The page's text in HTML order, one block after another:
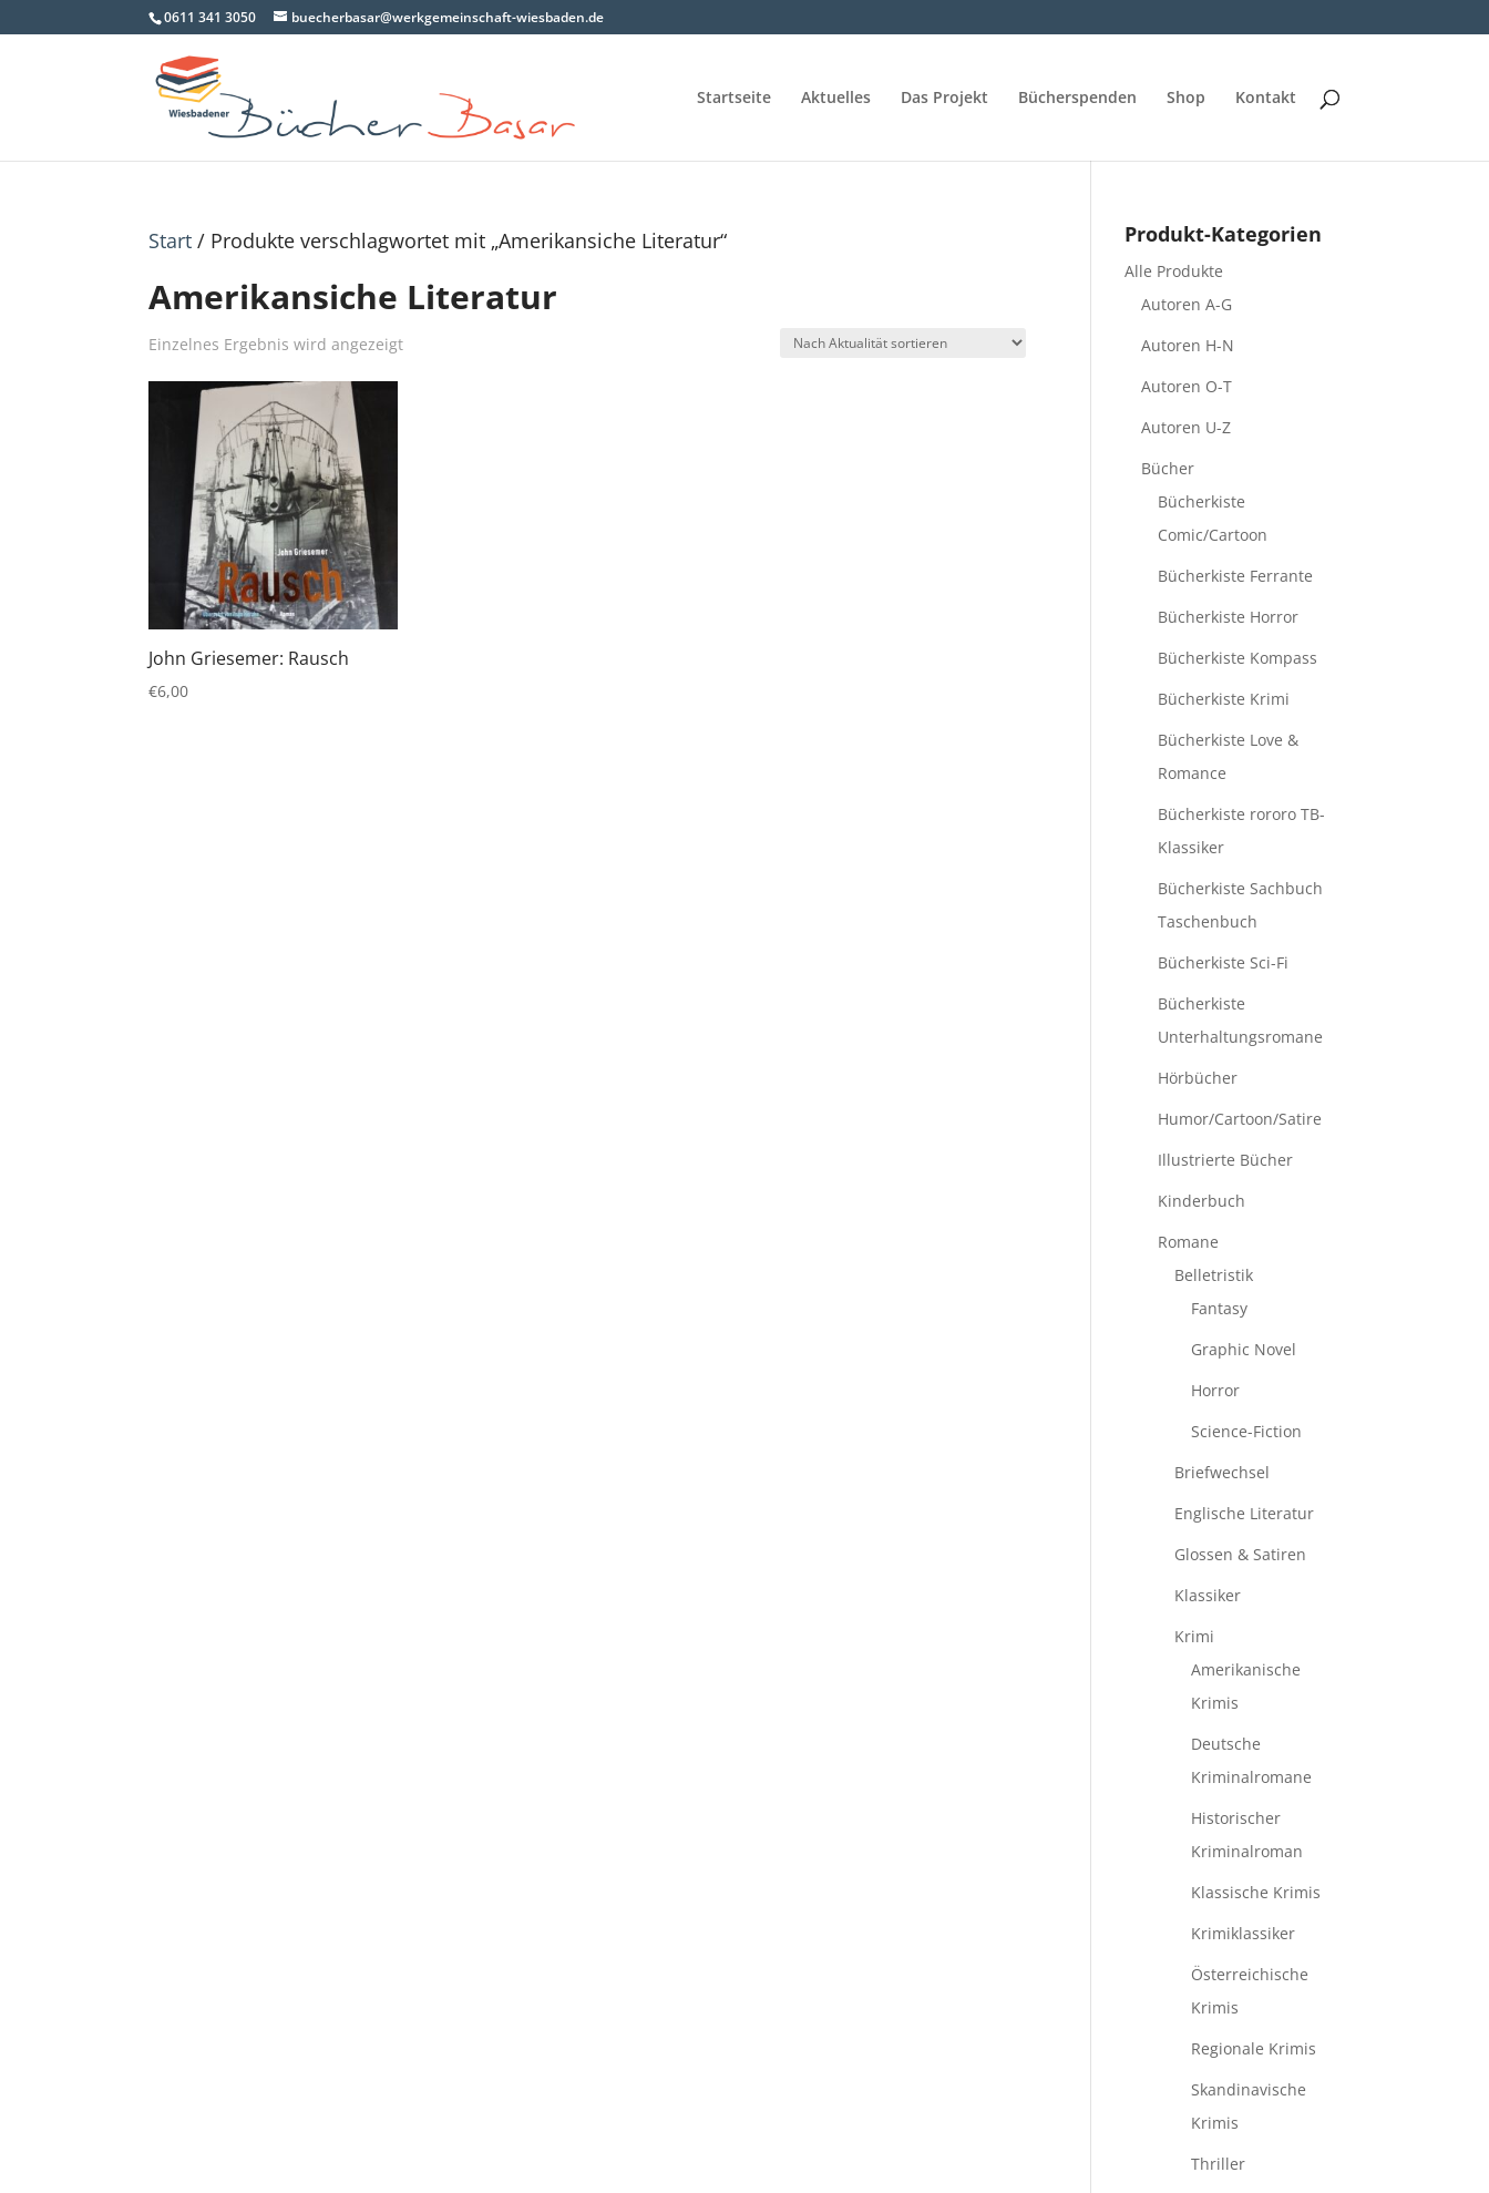
0611 341 3050 buecherbasar@werkgemeinschaft-wiesbaden.de
Startseite Aktuelles Das Projekt Bücherspenden Shop Kontakt
Start / Produkte verschlagwortet mit „Amerikansiche Literatur“
Amerikansiche Literatur
Einzelnes Ergebnis wird angezeigt
John Griesemer: Rausch
€6,00
Produkt-Kategorien
Alle Produkte
Autoren A-G
Autoren H-N
Autoren O-T
Autoren U-Z
Bücher
Bücherkiste
Comic/Cartoon
Bücherkiste Ferrante
Bücherkiste Horror
Bücherkiste Kompass
Bücherkiste Krimi
Bücherkiste Love &
Romance
Bücherkiste rororo TB-
Klassiker
Bücherkiste Sachbuch
Taschenbuch
Bücherkiste Sci-Fi
Bücherkiste
Unterhaltungsromane
Hörbücher
Humor/Cartoon/Satire
Illustrierte Bücher
Kinderbuch
Romane
Belletristik
Fantasy
Graphic Novel
Horror
Science-Fiction
Briefwechsel
Englische Literatur
Glossen & Satiren
Klassiker
Krimi
Amerikanische
Krimis
Deutsche
Kriminalromane
Historischer
Kriminalroman
Klassische Krimis
Krimiklassiker
Österreichische
Krimis
Regionale Krimis
Skandinavische
Krimis
Thriller